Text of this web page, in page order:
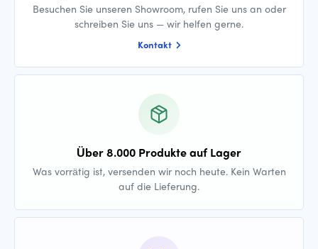
Besuchen Sie unseren Showroom, rufen Sie uns an oder
schreiben Sie uns — wir helfen gerne.
Kontakt
Über 8.000 Produkte auf Lager
Was vorrätig ist, versenden wir noch heute. Kein Warten
auf die Lieferung.